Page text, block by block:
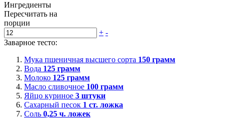
Ингредиенты
Пересчитать на
порции
+ -
Заварное тесто:
Мука пшеничная высшего сорта 150 грамм
Вода 125 грамм
Молоко 125 грамм
Масло сливочное 100 грамм
Яйцо куриное 3 штуки
Сахарный песок 1 ст. ложка
Соль 0,25 ч. ложек